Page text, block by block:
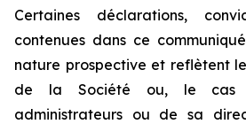
Certaines déclarations,
contenues dans ce
nature prospective et reflètent
de la Société ou, le cas
administrateurs ou de sa